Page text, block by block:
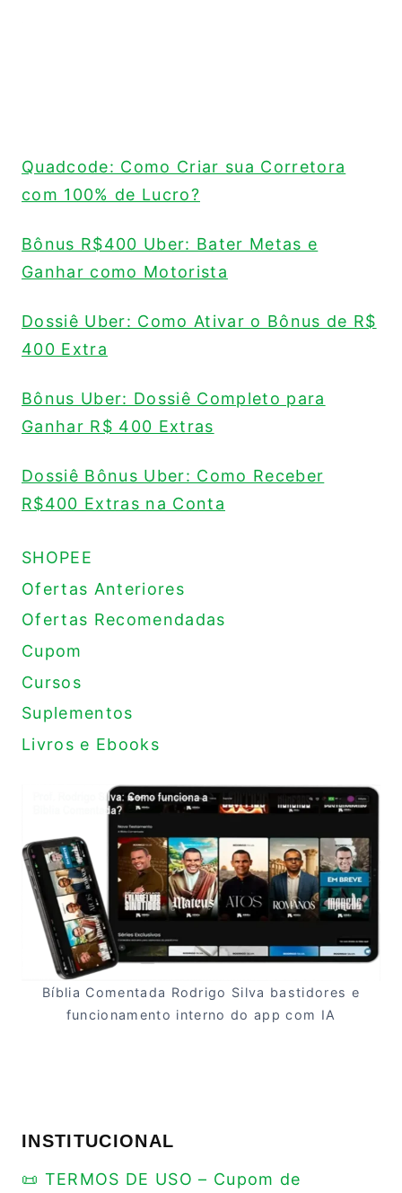
Quadcode: Como Criar sua Corretora
com 100% de Lucro?
Bônus R$400 Uber: Bater Metas e
Ganhar como Motorista
Dossiê Uber: Como Ativar o Bônus de R$
400 Extra
Bônus Uber: Dossiê Completo para
Ganhar R$ 400 Extras
Dossiê Bônus Uber: Como Receber
R$400 Extras na Conta
SHOPEE
Ofertas Anteriores
Ofertas Recomendadas
Cupom
Cursos
Suplementos
Livros e Ebooks
Bíblia Comentada Rodrigo Silva bastidores e
funcionamento interno do app com IA
INSTITUCIONAL
📜 TERMOS DE USO – Cupom de